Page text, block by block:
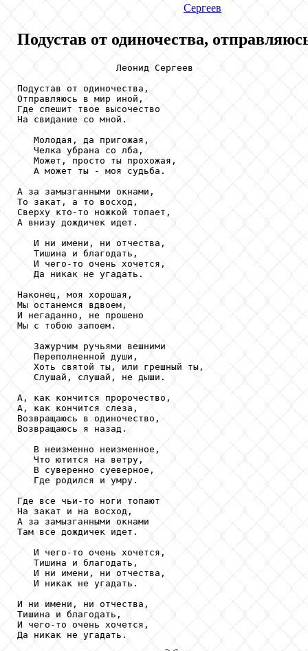
Сергеев
Подустав от одиночества,
                  Леонид Сергеев
Подустав от одиночества,
Отправляюсь в мир иной,
Где спешит твое высочество
На свидание со мной.
   Молодая, да пригожая,
   Челка убрана со лба,
   Может, просто ты прохожая,
   А может ты - моя судьба.
А за замызганными окнами,
То закат, а то восход,
Сверху кто-то ножкой топает,
А внизу дождичек идет.
   И ни имени, ни отчества,
   Тишина и благодать,
   И чего-то очень хочется,
   Да никак не угадать.
Наконец, моя хорошая,
Мы останемся вдвоем,
И негаданно, не прошено
Мы с тобою запоем.
   Зажурчим ручьями вешними
   Переполненной души,
   Хоть святой ты, или грешный ты,
   Слушай, слушай, не дыши.
А, как кончится пророчество,
А, как кончится слеза,
Возвращаюсь в одиночество,
Возвращаюсь я назад.
   В неизменно неизменное,
   Что ютится на ветру,
   В суверенно суеверное,
   Где родился и умру.
Где все чьи-то ноги топают
На закат и на восход,
А за замызганными окнами
Там все дождичек идет.
   И чего-то очень хочется,
   Тишина и благодать,
   И ни имени, ни отчества,
   И никак не угадать.
И ни имени, ни отчества,
Тишина и благодать,
И чего-то очень хочется,
Да никак не угадать.